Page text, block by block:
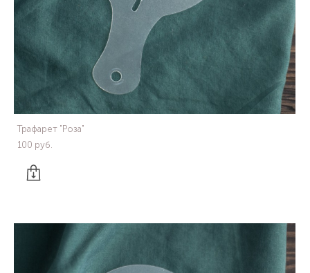
Трафарет "Роза"
100 pуб.